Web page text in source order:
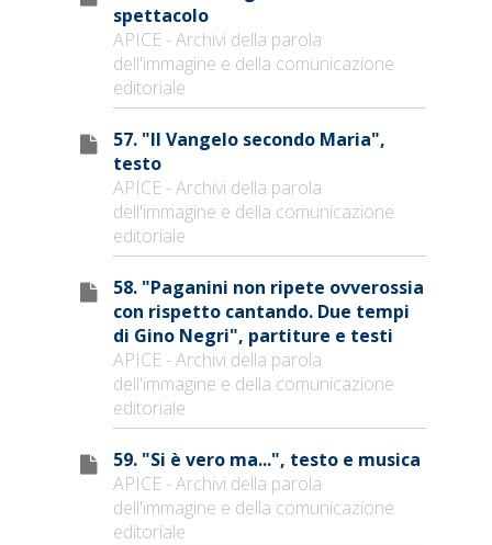
spettacolo
APICE - Archivi della parola
dell'immagine e della comunicazione
editoriale
57. "Il Vangelo secondo Maria",
testo
APICE - Archivi della parola
dell'immagine e della comunicazione
editoriale
58. "Paganini non ripete ovverossia
con rispetto cantando. Due tempi
di Gino Negri", partiture e testi
APICE - Archivi della parola
dell'immagine e della comunicazione
editoriale
59. "Si è vero ma...", testo e musica
APICE - Archivi della parola
dell'immagine e della comunicazione
editoriale